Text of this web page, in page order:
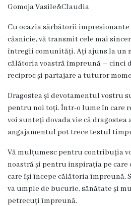
audiență
Primarul
Aparatul
primăriei
Competențele
primarului
Dispozițiile
primarului
Plăți
Gomoja Vasile&Claudia
Cu ocazia sărbătorii impresionante
căsnicie, vă transmit cele mai
întregii comunități. Ați ajuns la un
călătoria voastră împreună – cinci
reciproc și partajare a tuturor
Dragostea și devotamentul vostru
pentru noi toți. Într-o lume în care
voi sunteți dovada vie că dragostea
angajamentul pot trece testul
Vă mulțumesc pentru contribuția
noastră și pentru inspirația pe
care își începe călătoria împreună.
va umple de bucurie, sănătate și
petrecuți împreună.